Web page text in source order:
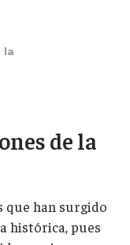
la
de la
que han surgido
histórica, pues